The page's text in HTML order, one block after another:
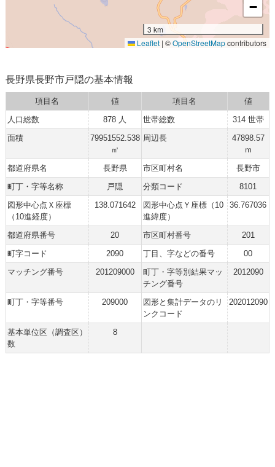
−
3 km
Leaflet | ©OpenStreetMapcontributors
長野県長野市戸隠の基本情報
項目名 値 項目名
値
人口総数
878 人 世帯総数
314 世帯
面積
79951552.538
㎡
周辺長
47898.57
ｍ
都道府県名
長野県 市区町村名
長野市
町丁・字等名称
戸隠 分類コード
8101
図形中心点Ｘ座標
（10進経度）
138.071642
図形中心点Ｙ座標（10
進緯度）
36.767036
都道府県番号 20 市区町村番号
201
町字コード
2090 丁目、字などの番号
00
マッチング番号
201209000
町丁・字等別結果マッ
チング番号
2012090
町丁・字等番号 209000
図形と集計データのリ
ンクコード
202012090
基本単位区（調査区）
数
8